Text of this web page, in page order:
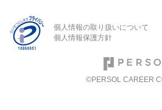
個人情報の取り扱いについて
個人情報保護方針
©PERSOL CAREER